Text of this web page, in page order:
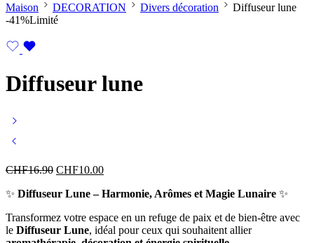
Maison DECORATION Divers décoration
Diffuseur lune
-41%Limité
Diffuseur lune
CHF16.90 CHF10.00
✨ Diffuseur Lune – Harmonie, Arômes et Magie Lunaire ✨
Transformez votre espace en un refuge de paix et de bien-être avec
le Diffuseur Lune, idéal pour ceux qui souhaitent allier